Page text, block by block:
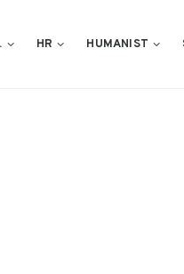
HR HUMANIST